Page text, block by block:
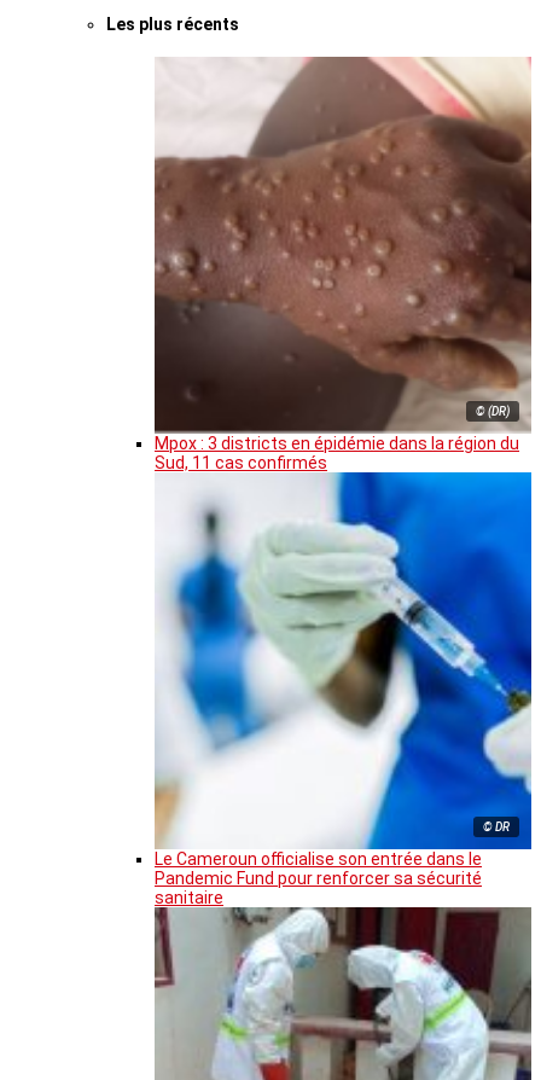
Les plus récents
© (DR)
Mpox : 3 districts en épidémie dans la région du
Sud, 11 cas confirmés
© DR
Le Cameroun officialise son entrée dans le
Pandemic Fund pour renforcer sa sécurité
sanitaire